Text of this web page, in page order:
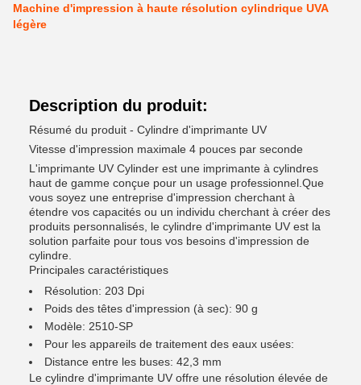
Machine d'impression à haute résolution cylindrique UVA
légère
Description du produit:
Résumé du produit - Cylindre d'imprimante UV
Vitesse d'impression maximale 4 pouces par seconde
L'imprimante UV Cylinder est une imprimante à cylindres
haut de gamme conçue pour un usage professionnel.Que
vous soyez une entreprise d'impression cherchant à
étendre vos capacités ou un individu cherchant à créer des
produits personnalisés, le cylindre d'imprimante UV est la
solution parfaite pour tous vos besoins d'impression de
cylindre.
Principales caractéristiques
Résolution: 203 Dpi
Poids des têtes d'impression (à sec): 90 g
Modèle: 2510-SP
Pour les appareils de traitement des eaux usées:
Distance entre les buses: 42,3 mm
Le cylindre d'imprimante UV offre une résolution élevée de